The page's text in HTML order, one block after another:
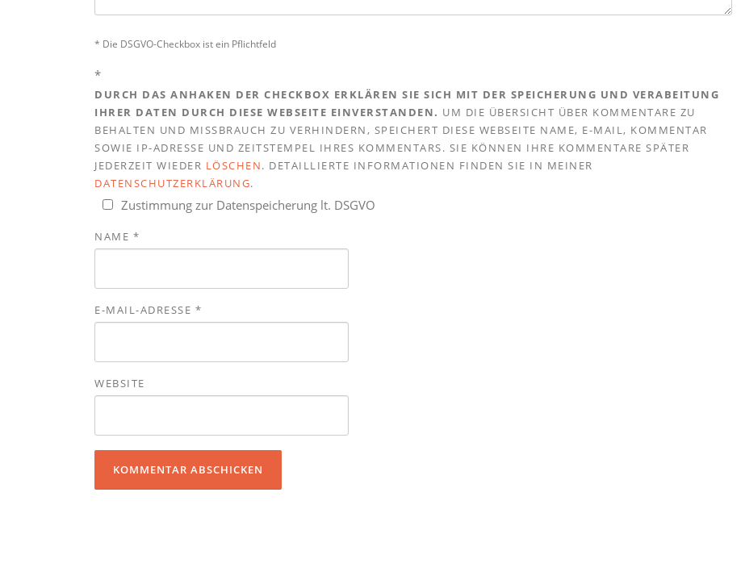
* Die DSGVO-Checkbox ist ein Pflichtfeld
*
DURCH DAS ANHAKEN DER CHECKBOX ERKLÄREN SIE SICH MIT DER SPEICHERUNG UND VERABEITUNG
IHRER DATEN DURCH DIESE WEBSEITE EINVERSTANDEN. UM DIE ÜBERSICHT ÜBER KOMMENTARE ZU
BEHALTEN UND MISSBRAUCH ZU VERHINDERN, SPEICHERT DIESE WEBSEITE NAME, E-MAIL, KOMMENTAR
SOWIE IP-ADRESSE UND ZEITSTEMPEL IHRES KOMMENTARS. SIE KÖNNEN IHRE KOMMENTARE SPÄTER
JEDERZEIT WIEDER LÖSCHEN. DETAILLIERTE INFORMATIONEN FINDEN SIE IN MEINER
DATENSCHUTZERKLÄRUNG.
Zustimmung zur Datenspeicherung lt. DSGVO
NAME *
E-MAIL-ADRESSE *
WEBSITE